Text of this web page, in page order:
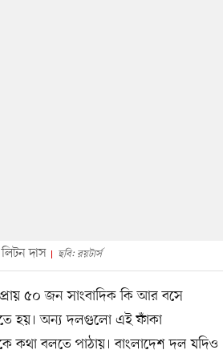
দাস ছবি: রয়টার্স
৫০ জন সাংবাদিক কি আর বসে
হয়। অন্য দলগুলো এই ফাঁকা
কথা বলতে পাঠায়। বাংলাদেশ দল যদিও